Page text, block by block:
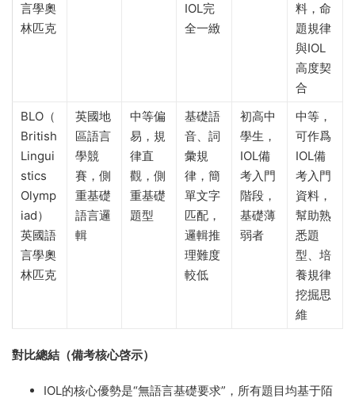
言學奧
林匹克
IOL完
全一緻
料，命
題規律
與IOL
高度契
合
BLO（
British
Lingui
stics
Olymp
iad）
英國語
言學奧
林匹克
英國地
區語言
學競
賽，側
重基礎
語言邏
輯
中等偏
易，規
律直
觀，側
重基礎
題型
基礎語
音、詞
彙規
律，簡
單文字
匹配，
邏輯推
理難度
較低
初高中
學生，
IOL備
考入門
階段，
基礎薄
弱者
中等，
可作爲
IOL備
考入門
資料，
幫助熟
悉題
型、培
養規律
挖掘思
維
對比總結（備考核心啓示）
IOL的核心優勢是“無語言基礎要求”，所有題目均基于陌